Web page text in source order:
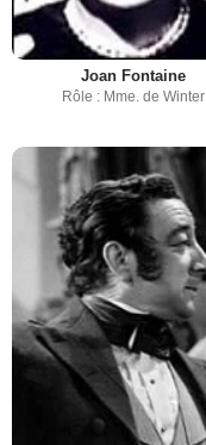
Joan Fontaine
Rôle : Mme. de Winter